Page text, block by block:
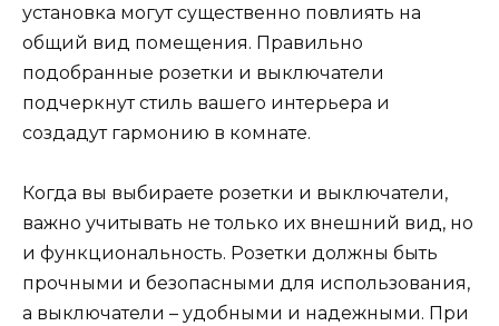
установка могут существенно повлиять на
общий вид помещения. Правильно
подобранные розетки и выключатели
подчеркнут стиль вашего интерьера и
создадут гармонию в комнате.
Когда вы выбираете розетки и выключатели,
важно учитывать не только их внешний вид, но
и функциональность. Розетки должны быть
прочными и безопасными для использования,
а выключатели – удобными и надежными. При